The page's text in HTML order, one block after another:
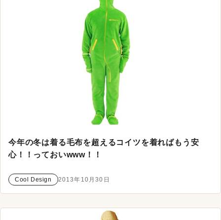
今年の冬は着る毛布を超えるコイツを着ればもう安
心！！っておいwww！！
Cool Design 2013年10月30日